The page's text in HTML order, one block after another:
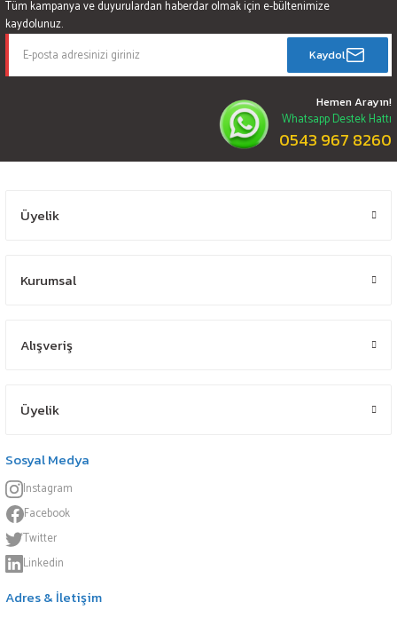
Tüm kampanya ve duyurulardan haberdar olmak için e-bültenimize
kaydolunuz.
Kaydol
Hemen Arayın!
Whatsapp Destek Hattı
0543 967 8260
Üyelik
Kurumsal
Alışveriş
Üyelik
Sosyal Medya
Instagram
Facebook
Twitter
Linkedin
Adres & İletişim